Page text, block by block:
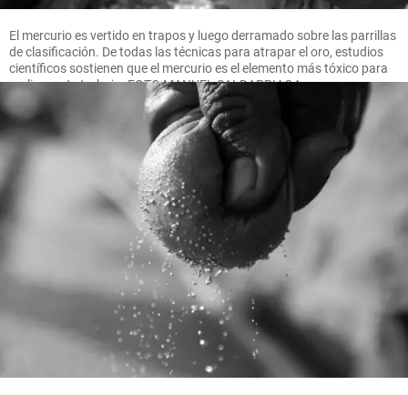
El mercurio es vertido en trapos y luego derramado sobre las parrillas
de clasificación. De todas las técnicas para atrapar el oro, estudios
científicos sostienen que el mercurio es el elemento más tóxico para
realizar este trabajo. FOTO MANUEL SALDARRIAGA